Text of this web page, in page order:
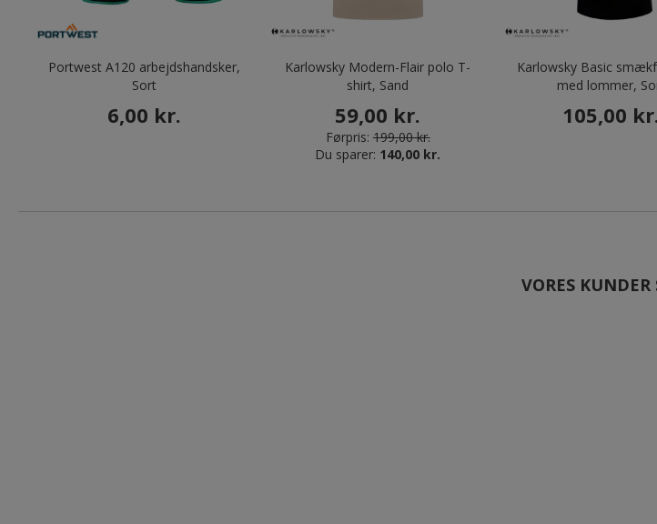
Portwest A120 arbejdshandsker,
Sort
6,00 kr.
Karlowsky Modern-Flair polo T-
shirt, Sand
59,00 kr.
Førpris: 199,00 kr.
Du sparer: 140,00 kr.
Karlowsky Basic
med lommer,
105,00
VORES KUNDER